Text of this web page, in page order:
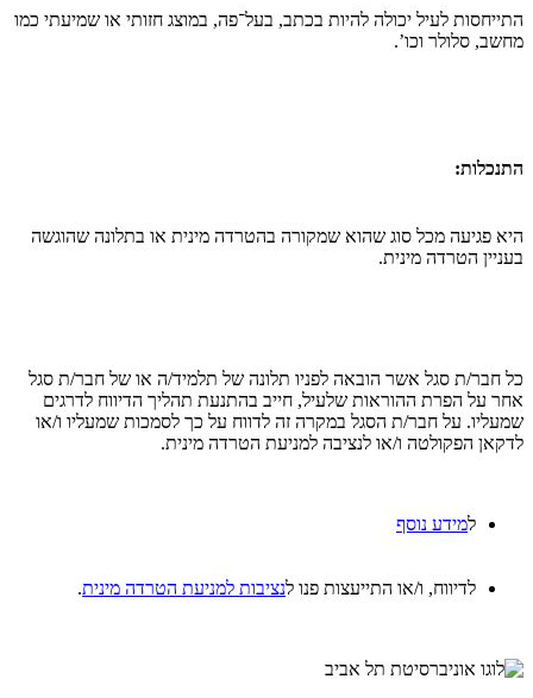
התייחסות לעיל יכולה להיות בכתב, בעל־פה, במוצג חזותי או שמיעתי כמו
מחשב, סלולר וכו’.
התנכלות:
היא פגיעה מכל סוג שהוא שמקורה בהטרדה מינית או בתלונה שהוגשה
בעניין הטרדה מינית.
כל חבר/ת סגל אשר הובאה לפניו תלונה של תלמיד/ה או של חבר/ת סגל
אחר על הפרת ההוראות שלעיל, חייב בהתנעת תהליך הדיווח לדרגים
שמעליו. על חבר/ת הסגל במקרה זה לדווח על כך לסמכות שמעליו ו/או
לדקאן הפקולטה ו/או לנציבה למניעת הטרדה מינית.
למידע נוסף
לדיווח, ו/או התייעצות פנו לנציבות למניעת הטרדה מינית.